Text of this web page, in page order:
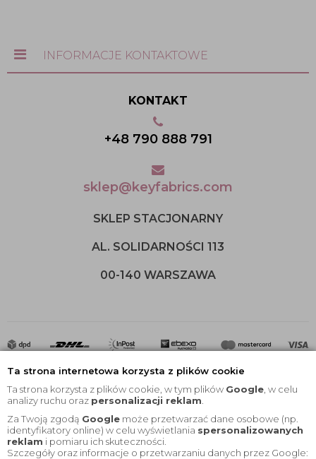
Ta strona internetowa korzysta z plików cookie
Ta strona korzysta z plików cookie, w tym plików Google , w celu
analizy ruchu oraz personalizacji reklam
Za Twoją zgodą Google może przetwarzać dane osobowe (np.
identyfikatory online) w celu wyświetlania spersonalizowanych
reklam i pomiaru ich skuteczności.
Szczegóły oraz informacje o przetwarzaniu danych przez Google:
INFORMACJE KONTAKTOWE
KONTAKT
+48 790 888 791
sklep@keyfabrics.com
SKLEP STACJONARNY
AL. SOLIDARNOŚCI 113
00-140 WARSZAWA
2020 © Wszelkie Prawa Zastrzeżone |KEYfabrics
Projekt i oprogramowanie sklepu: